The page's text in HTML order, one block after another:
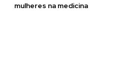
mulheres na medicina